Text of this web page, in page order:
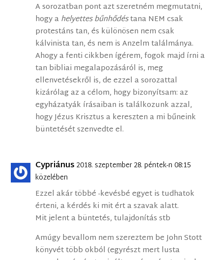
A sorozatban pont azt szeretném megmutatni,
hogy ahelyettes bűnhődéstana NEM csak
protestáns tan, és különösen nem csak
kálvinista tan, és nem is Anzelm találmánya.
Ahogy a fenti cikkben ígérem, fogok majd írni a
tan bibliai megalapozásáról is, meg
ellenvetésekről is, de ezzel a sorozattal
kizárólag az a célom, hogy bizonyítsam: az
egyházatyák írásaiban is találkozunk azzal,
hogy Jézus Krisztus a kereszten a mi bűneink
büntetését szenvedte el.
Cypriánus 2018. szeptember 28. péntek-n 08:15
közelében
Ezzel akár többé -kevésbé egyet is tudhatok
érteni, a kérdés ki mit ért a szavak alatt.
Mit jelent a büntetés, tulajdonítás stb
Amúgy bevallom nem szereztem be John Stott
könyvét több okból (egyrészt mert lusta